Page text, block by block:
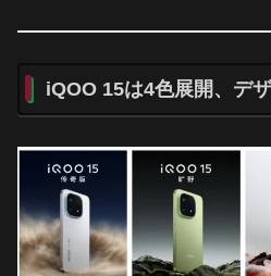
iQOO 15は4色展開、デ